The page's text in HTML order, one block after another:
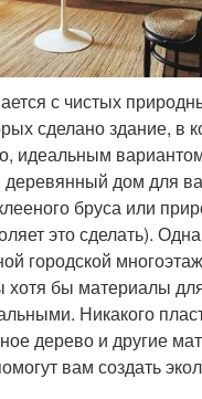
с чистых
сделано здание, в
идеальным
деревянный дом для
бруса или
это сделать).
городской
хотя бы материалы
Никакого
дерево и другие
вам создать